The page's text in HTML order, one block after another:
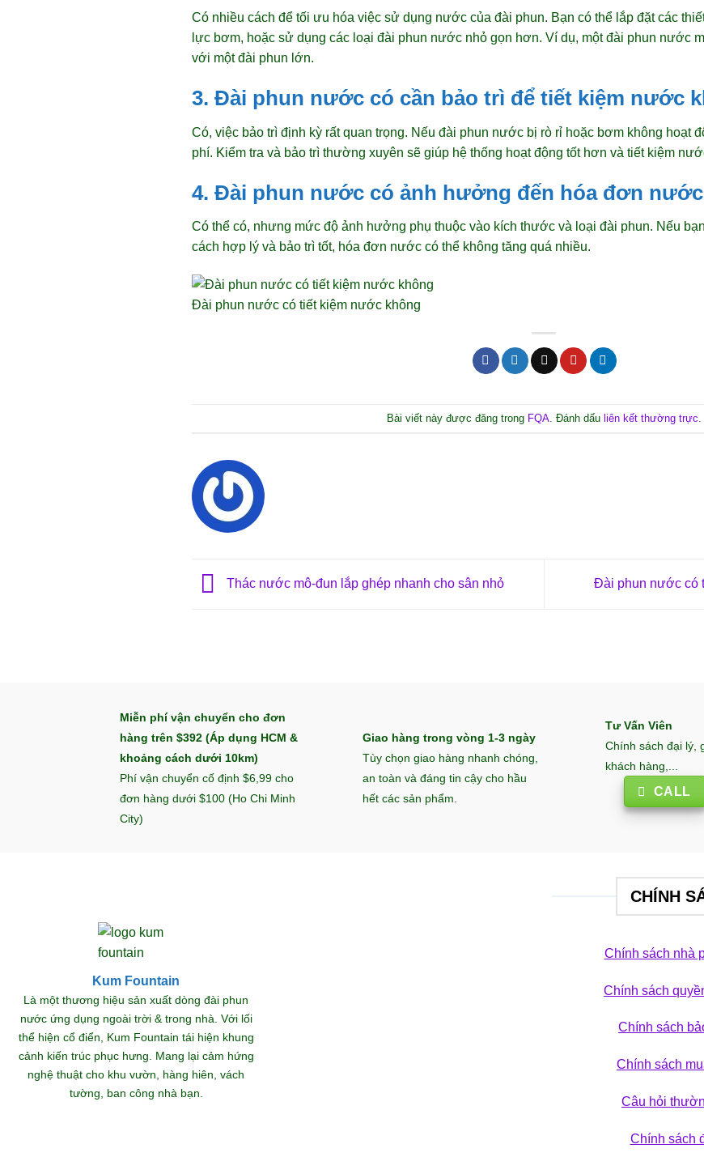
Có nhiều cách để tối ưu hóa việc sử dụng nước của đài phun. Bạn có thể lắp đặt các
lực bơm, hoặc sử dụng các loại đài phun nước nhỏ gọn hơn. Ví dụ, một đài phun nước
với một đài phun lớn.
3. Đài phun nước có cần bảo trì để tiết kiệm nước
Có, việc bảo trì định kỳ rất quan trọng. Nếu đài phun nước bị rò rỉ hoặc bơm không hoạt
phí. Kiểm tra và bảo trì thường xuyên sẽ giúp hệ thống hoạt động tốt hơn và tiết kiệm
4. Đài phun nước có ảnh hưởng đến hóa đơn
Có thể có, nhưng mức độ ảnh hưởng phụ thuộc vào kích thước và loại đài phun. Nếu
cách hợp lý và bảo trì tốt, hóa đơn nước có thể không tăng quá nhiều.
Đài phun nước có tiết kiệm nước không
Bài viết này được đăng trong FQA. Đánh dấu liên kết thường trực
Thác nước mô-đun lắp ghép nhanh cho sân nhỏ Đài phun nước có
Miễn phí vận chuyển cho đơn
hàng trên $392 (Áp dụng HCM &
khoảng cách dưới 10km)
Phí vận chuyển cố định $6,99 cho
đơn hàng dưới $100 (Ho Chi Minh
City)
Giao hàng trong vòng 1-3 ngày
Tùy chọn giao hàng nhanh chóng,
an toàn và đáng tin cậy cho hầu
hết các sản phẩm.
Tư Vấn Viên
Chính sách đại lý,
khách hàng,...
CALL
Kum Fountain
Là một thương hiệu sản xuất dòng đài phun
nước ứng dụng ngoài trời & trong nhà. Với lối
thể hiện cổ điển, Kum Fountain tái hiện khung
cảnh kiến trúc phục hưng. Mang lại cảm hứng
nghệ thuật cho khu vườn, hàng hiên, vách
tường, ban công nhà bạn.
CHÍNH
Chính sách nhà
Chính sách
Chính sách
Chính sách
Câu hỏi
Chính sách